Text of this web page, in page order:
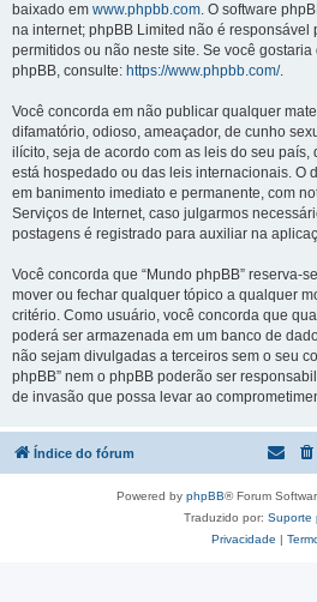
baixado em www.phpbb.com. O software
na internet; phpBB Limited não é responsável
permitidos ou não neste site. Se você
phpBB, consulte: https://www.phpbb.com/.
Você concorda em não publicar qualquer
difamatório, odioso, ameaçador, de cunho
ilícito, seja de acordo com as leis do seu país,
está hospedado ou das leis internacionais. O
em banimento imediato e permanente, com
Serviços de Internet, caso julgarmos
postagens é registrado para auxiliar na
Você concorda que “Mundo phpBB” reserva-
mover ou fechar qualquer tópico a qualquer
critério. Como usuário, você concorda que
poderá ser armazenada em um banco de
não sejam divulgadas a terceiros sem o seu
phpBB” nem o phpBB poderão ser
de invasão que possa levar ao
Índice do fórum
Powered by phpBB® Forum
Traduzido por: Suporte
Privacidade |